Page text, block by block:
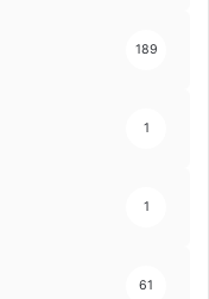
189
1
1
61